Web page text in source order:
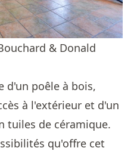
& Donald
d'un poêle à bois,
à l'extérieur et d'un
tuiles de céramique.
qu'offre cet